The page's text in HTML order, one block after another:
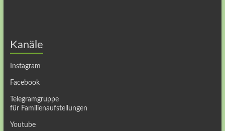
Kanäle
Instagram
Facebook
Telegramgruppe
für Familienaufstellungen
Youtube